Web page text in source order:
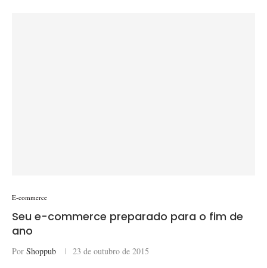
E-commerce
Seu e-commerce preparado para o fim de
ano
Por Shoppub 23 de outubro de 2015